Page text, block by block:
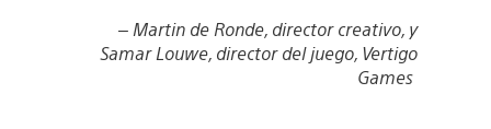
– Martin de Ronde, director creativo, y
Samar Louwe, director del juego, Vertigo
Games